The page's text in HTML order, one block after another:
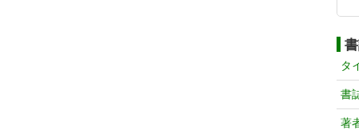
タ
書
著